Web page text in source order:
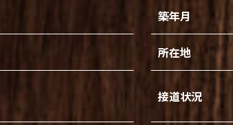
築年月
所在地
接道状況